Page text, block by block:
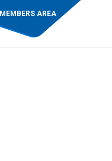
MEMBERS AREA